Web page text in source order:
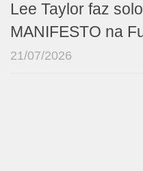
Lee Taylor faz
MANIFESTO na
21/07/2026